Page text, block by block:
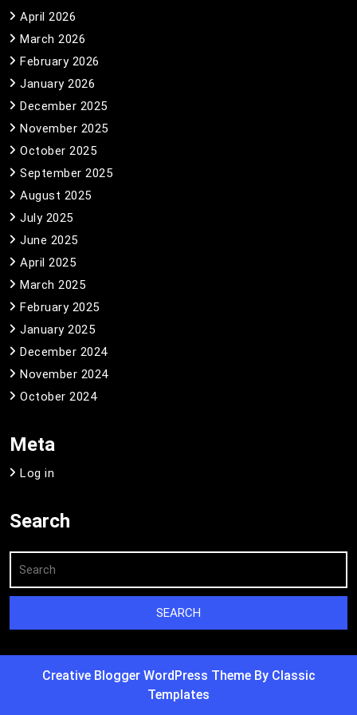
April 2026
March 2026
February 2026
January 2026
December 2025
November 2025
October 2025
September 2025
August 2025
July 2025
June 2025
April 2025
March 2025
February 2025
January 2025
December 2024
November 2024
October 2024
Meta
Log in
Search
Creative Blogger WordPress Theme By Classic
Templates